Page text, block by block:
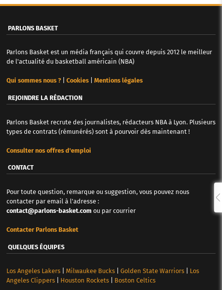
PARLONS BASKET
Parlons Basket est un média français qui couvre depuis 2012 le meilleur
de l'actualité du basketball américain (NBA)
Qui sommes nous ?| Cookies| Mentions légales
REJOINDRE LA RÉDACTION
Parlons Basket recrute des journalistes, rédacteurs NBA à Lyon. Plusieurs
types de contrats (rémunérés) sont à pourvoir dès maintenant !
Consulter nos offres d'emploi
CONTACT
Pour toute question, remarque ou suggestion, vous pouvez nous
contacter par email à l'adresse :
contact@parlons-basket.com ou par courrier
Contacter Parlons Basket
QUELQUES ÉQUIPES
Los Angeles Lakers| Milwaukee Bucks| Golden State Warriors| Los
Angeles Clippers| Houston Rockets| Boston Celtics